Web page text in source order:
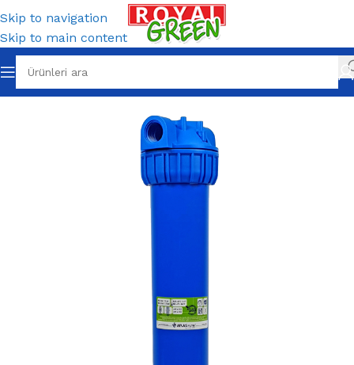
Skip to navigation
Skip to main content